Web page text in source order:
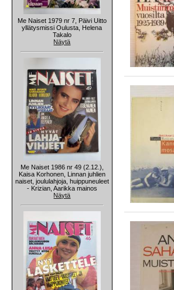
Me Naiset 1979 nr 7, Päivi Uitto
yllätysmissi Oulusta, Helena
Takalo
Näytä
Me Naiset 1986 nr 49 (2.12.),
Kaisa Korhonen, Linnan juhlien
naiset, joululahjoja, huippuneuleet
- Krizian, Aarikka mainos
Näytä